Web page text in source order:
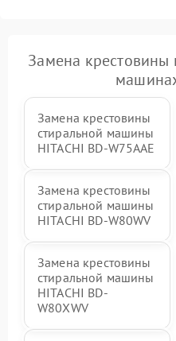
Замена крестовины
Замена крестовины
стиральной машины
HITACHI BD-W75AAE
Замена крестовины
стиральной машины
HITACHI BD-W80WV
Замена крестовины
стиральной машины
HITACHI BD-
W80XWV